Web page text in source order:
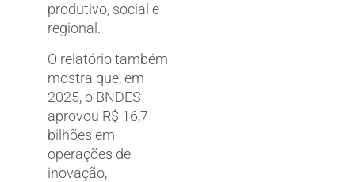
produtivo, social e
regional.
O relatório também
mostra que, em
2025, o BNDES
aprovou R$ 16,7
bilhões em
operações de
inovação,